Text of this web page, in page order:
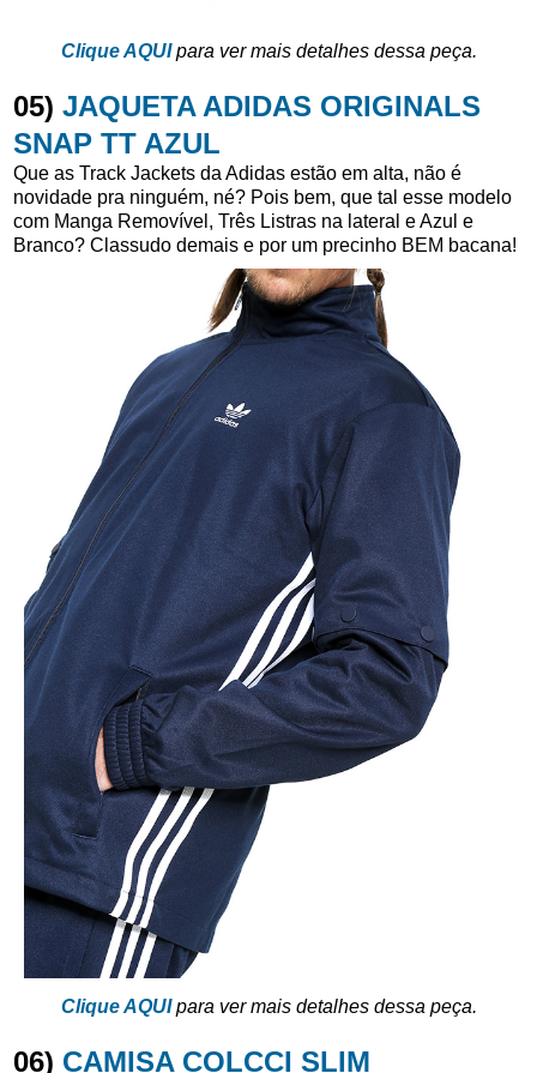
Clique AQUIpara ver mais detalhes dessa peça.
05) JAQUETA ADIDAS ORIGINALS
SNAP TT AZUL
Que as Track Jackets da Adidas estão em alta, não é
novidade pra ninguém, né? Pois bem, que tal esse modelo
com Manga Removível, Três Listras na lateral e Azul e
Branco? Classudo demais e por um precinho BEM bacana!
Clique AQUIpara ver mais detalhes dessa peça.
06) CAMISA COLCCI SLIM